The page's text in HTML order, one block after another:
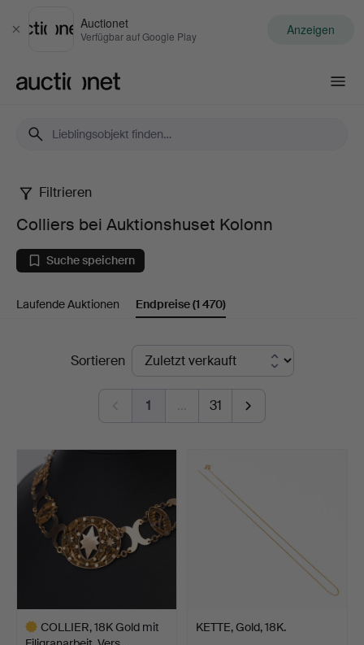
Schließen
Auctionet
Verfügbar auf Google Play Anzeigen
Colliers
bei
Auktionshuset
Kolonn
Filtrieren
Colliers bei Auktionshuset Kolonn
Suche speichern
Laufende Auktionen Endpreise(1 470)
EndpreiseSortieren
1 … 31
COLLIER, 18K Gold mit
KETTE, Gold, 18K.